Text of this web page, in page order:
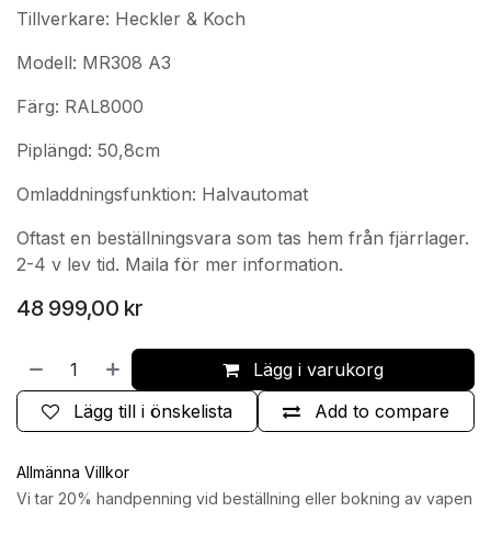
Tillverkare: Heckler & Koch
Modell: MR308 A3
Färg: RAL8000
Piplängd: 50,8cm
Omladdningsfunktion: Halvautomat
Oftast en beställningsvara som tas hem från fjärrlager.
2-4 v lev tid. Maila för mer information.
48 999,00 kr
Lägg i varukorg
Add to compare
Lägg till i önskelista
Allmänna Villkor
Vi tar 20% handpenning vid beställning eller bokning av vapen